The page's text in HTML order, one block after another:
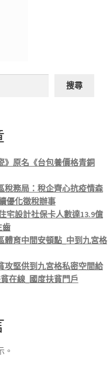
搜尋
》原名《台包養價格青銅
稅務局：稅企齊心抗疫情森
優化徵稅辦事
宅設計社保卡人數達13.9億
齒
體育中間安頓點_中到九宮格
攻堅供到九宮格私密空間給
在線_國度扶貧門戶
。